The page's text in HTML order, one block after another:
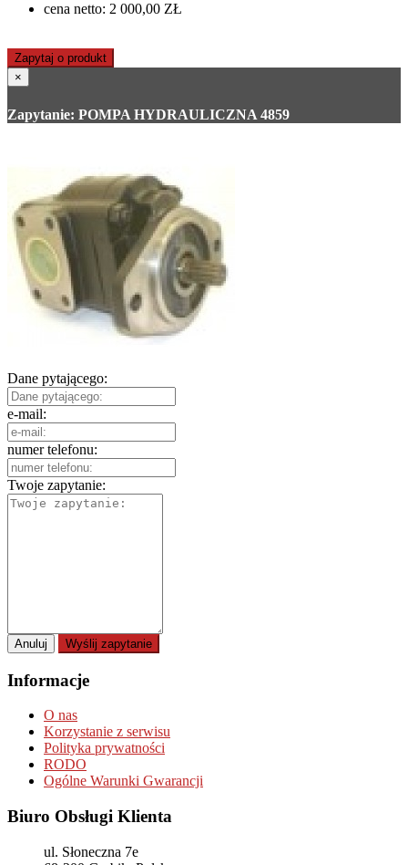
cena netto: 2 000,00 ZŁ
Zapytaj o produkt
×
Zapytanie: POMPA HYDRAULICZNA 4859
Dane pytającego:
e-mail:
numer telefonu:
Twoje zapytanie:
Anuluj Wyślij zapytanie
Informacje
O nas
Korzystanie z serwisu
Polityka prywatności
RODO
Ogólne Warunki Gwarancji
Biuro Obsługi Klienta
ul. Słoneczna 7e